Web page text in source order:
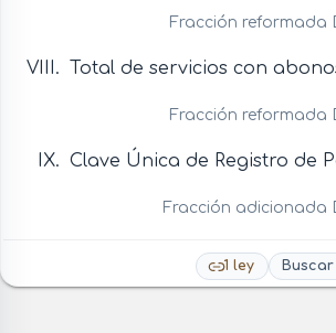
Fracción reformada
Total de servicios con
Fracción reformada
Clave Única de Registro de
Fracción adicionada
1 ley